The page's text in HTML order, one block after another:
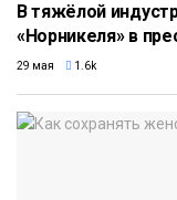
В тяжёлой
«Норникеля» в
29 мая 1.6k